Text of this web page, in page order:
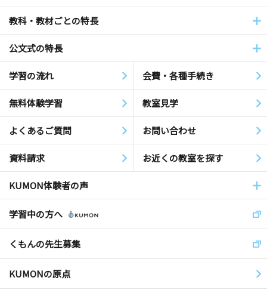
教科・教材ごとの特長
公文式の特長
学習の流れ 会費・各種手続き
無料体験学習 教室見学
よくあるご質問 お問い合わせ
資料請求 お近くの教室を探す
KUMON体験者の声
学習中の方へ
くもんの先生募集
KUMONの原点